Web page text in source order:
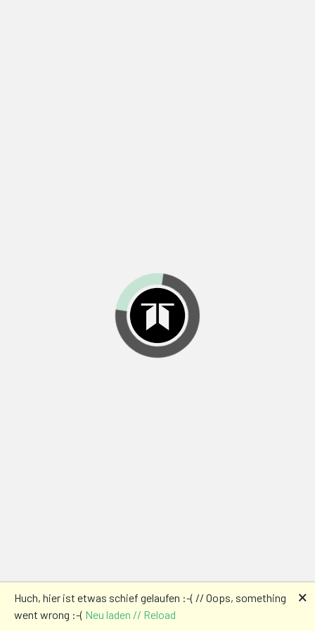
Huch, hier ist etwas schief gelaufen :-( // Oops, something
went wrong :-( Neu laden // Reload
🗙